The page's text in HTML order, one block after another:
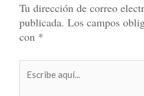
Tu dirección de correo
publicada. Los campos
con *
aquí...